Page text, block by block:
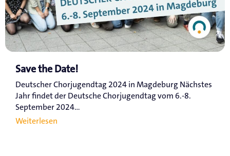
Save the Date!
Deutscher Chorjugendtag 2024 in Magdeburg Nächstes
Jahr findet der Deutsche Chorjugendtag vom 6.-8.
September 2024...
Weiterlesen